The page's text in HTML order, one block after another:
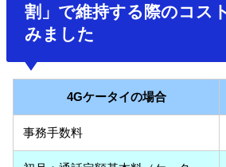
割」で維持する際のコス
みました
4Gケータイの場合
事務手数料